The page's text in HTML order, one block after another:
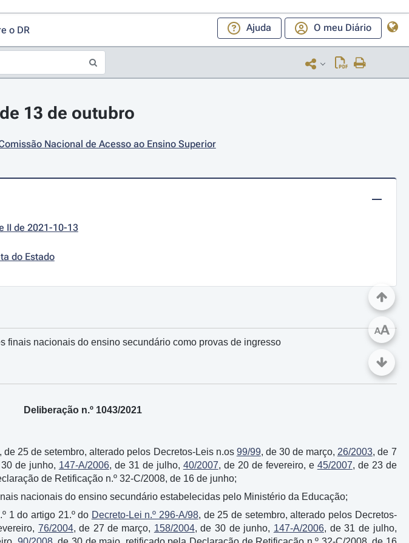
o DR Ajuda O meu Diário
13 de outubro
Nacional de Acesso ao Ensino Superior
II de 2021-10-13
do Estado
finais nacionais do ensino secundário como provas de ingresso
Deliberação n.º 1043/2021
de 25 de setembro, alterado pelos Decretos-Leis n.os 99/99, de 30 de março, 26/2003, de 7
de junho, 147-A/2006, de 31 de julho, 40/2007, de 20 de fevereiro, e 45/2007, de 23 de
de Retificação n.º 32-C/2008, de 16 de junho;
nacionais do ensino secundário estabelecidas pelo Ministério da Educação;
1 do artigo 21.º do Decreto-Lei n.º 296-A/98, de 25 de setembro, alterado pelos Decretos-
76/2004, de 27 de março, 158/2004, de 30 de junho, 147-A/2006, de 31 de julho,
AA